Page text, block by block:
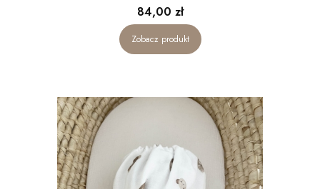
Cena
84,00 zł
Zobacz produkt